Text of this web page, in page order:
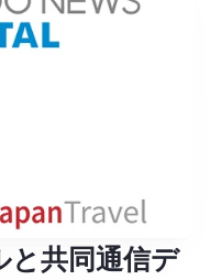
と共同通信デ